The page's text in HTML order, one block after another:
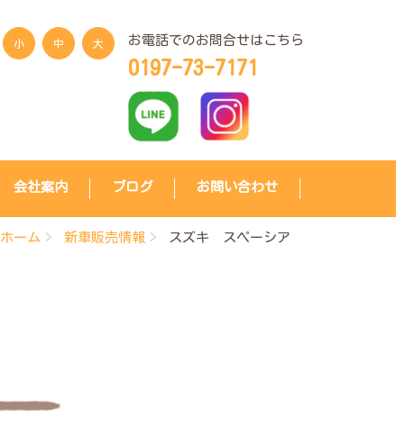
お電話でのお問合せはこちら
0197-73-7171
小 中 大
会社案内 ブログ お問い合わせ
ホーム 新車販売情報 スズキ スペーシア